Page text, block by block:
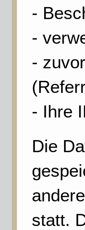
-
-
-
- Ihre
Die
statt.